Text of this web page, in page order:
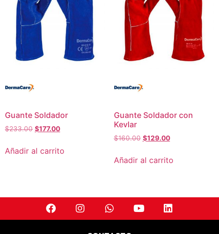
Guante Soldador
$233.00 $177.00
Añadir al carrito
Guante Soldador con
Kevlar
$160.00 $129.00
Añadir al carrito